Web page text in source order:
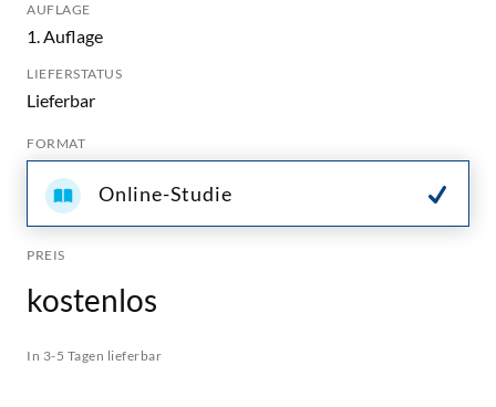
AUFLAGE
1. Auflage
LIEFERSTATUS
Lieferbar
FORMAT
Online-Studie
PREIS
kostenlos
In 3-5 Tagen lieferbar